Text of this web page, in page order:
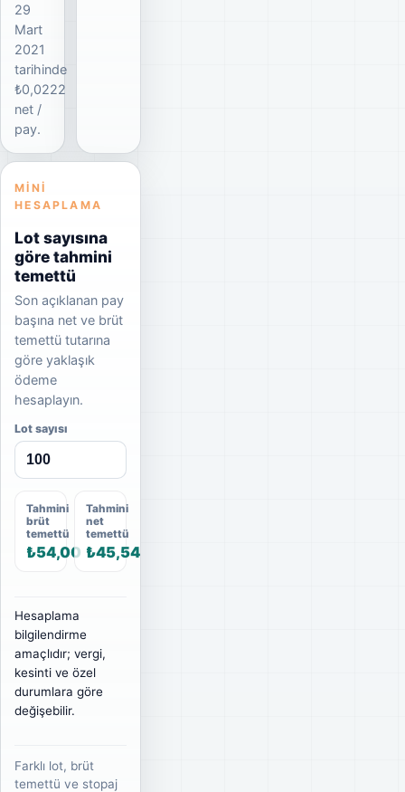
29
Mart
2021
tarihinde
₺0,0222
net /
pay.
MINI
HESAPLAMA
Lot sayısına
göre tahmini
temettü
Son açıklanan pay
başına net ve brüt
temettü tutarına
göre yaklaşık
ödeme
hesaplayın.
Lot sayısı
Tahmini
brüt
temettü
₺54,00
Tahmini
net
temettü
₺45,54
Hesaplama
bilgilendirme
amaçlıdır; vergi,
kesinti ve özel
durumlara göre
değişebilir.
Farklı lot, brüt
temettü ve stopaj